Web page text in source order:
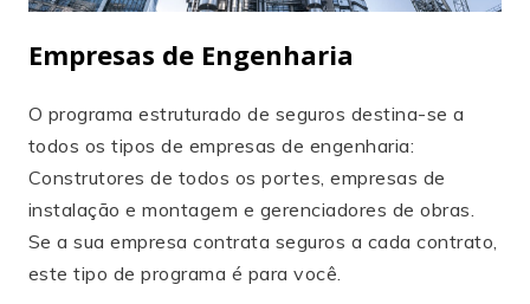
Empresas de Engenharia
O programa estruturado de seguros destina-se a
todos os tipos de empresas de engenharia:
Construtores de todos os portes, empresas de
instalação e montagem e gerenciadores de obras.
Se a sua empresa contrata seguros a cada contrato,
este tipo de programa é para você.